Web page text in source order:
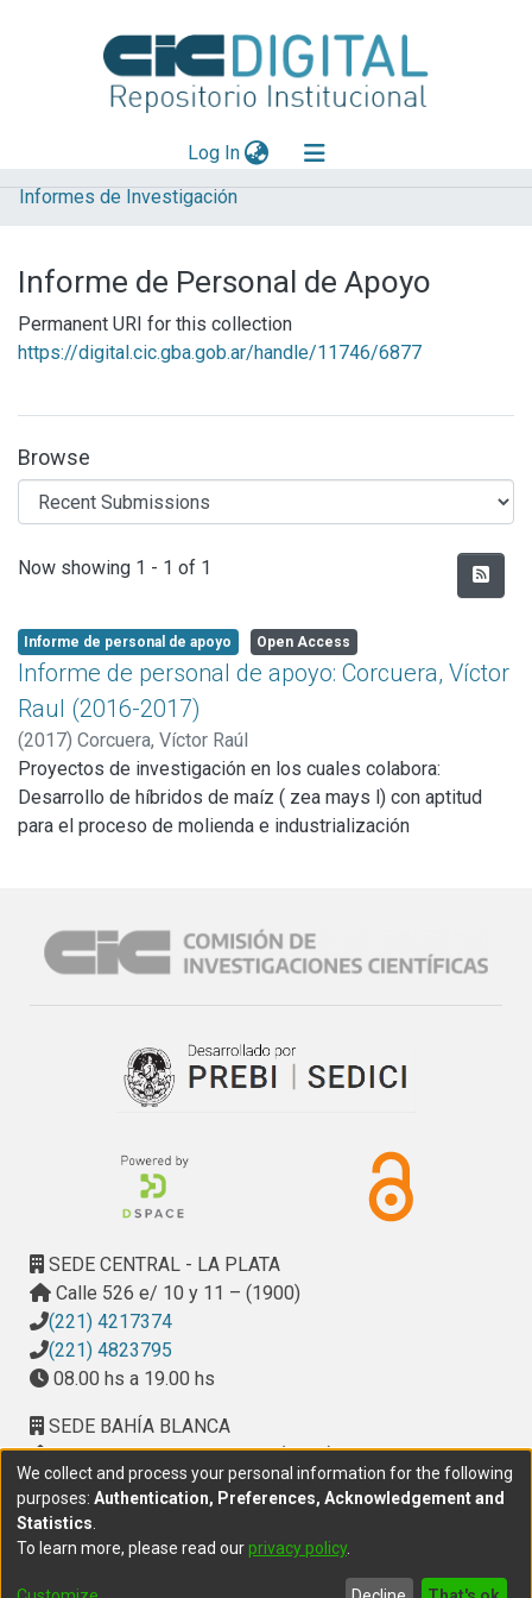
Log In(current)
Explorar
Aportar material
Statistics
Informes de Investigación
Informe de Personal de Apoyo
Permanent URI for this collection
https://digital.cic.gba.gob.ar/handle/11746/6877
Browse
Recent Submissions
Now showing 1 - 1 of 1
Informe de personal de apoyo Open Access
Informe de personal de apoyo: Corcuera, Víctor
Raul (2016-2017)
(2017) Corcuera, Víctor Raúl
Proyectos de investigación en los cuales colabora:
Desarrollo de híbridos de maíz ( zea mays l) con aptitud
para el proceso de molienda e industrialización
SEDE CENTRAL - LA PLATA
Calle 526 e/ 10 y 11 – (1900)
(221) 4217374
(221) 4823795
08.00 hs a 19.00 hs
SEDE BAHÍA BLANCA
Calle Ciudad de Cali 320 – (8000). Universidad
Provincial del Sudoeste (UPSO)
(291) 459 2550, interno 147
10.00 h a 14.00 h
We collect and process your personal information for the following
purposes: Authentication, Preferences, Acknowledgement and
Statistics
To learn more, please read ourprivacy policy.